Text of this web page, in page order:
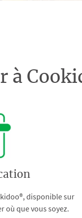
à
disponible sur
où que vous soyez.